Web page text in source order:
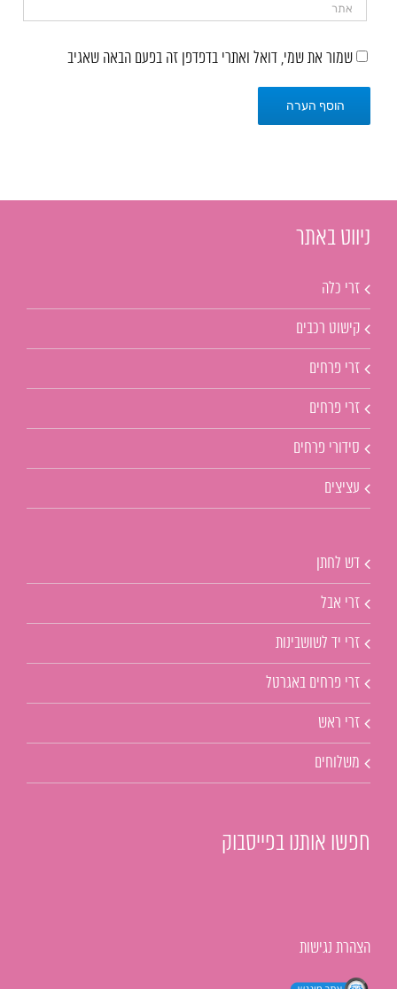
שמור את שמי, דואל ואתרי בדפדפן זה בפעם הבאה שאגיב
ניווט באתר
זרי כלה
קישוט רכבים
זרי פרחים
זרי פרחים
סידורי פרחים
עציצים
דש לחתן
זרי אבל
זרי יד לשושבינות
זרי פרחים באגרטל
זרי ראש
משלוחים
חפשו אותנו בפייסבוק
הצהרת נגישות